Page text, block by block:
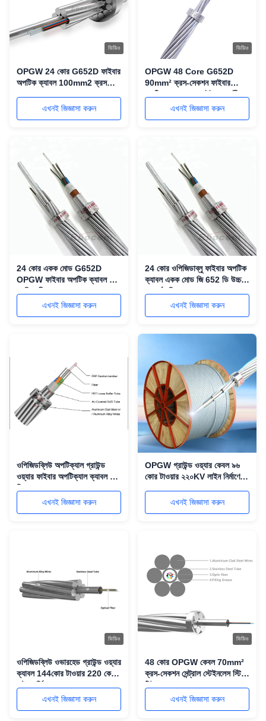
ভিডিও
OPGW 24 কোর G652D ফাইবার
অপটিক ক্যাবল 100mm2 ক্রস
এখনই জিজ্ঞাসা করুন
ভিডিও
OPGW 48 Core G652D
90mm² ক্রস-সেকশন ফাইবার
অপটিক কেবল ডাবল স্টেইনলেস স্টীল
টিউব আটকে আছে
এখনই জিজ্ঞাসা করুন
24 কোর একক মোড G652D
OPGW ফাইবার অপটিক ক্যাবল ক্ষয়
প্রতিরোধী সুরক্ষা সঙ্গে ওভারহেড
পাওয়ার লাইন জন্য
এখনই জিজ্ঞাসা করুন
24 কোর ওপিজিডাব্লু ফাইবার অপটিক
ক্যাবল একক মোড জি 652 ডি উচ্চ
প্রসার্য শক্তির জন্য ওভারহেড পাওয়ার
লাইন সংক্রমণএখনই জিজ্ঞাসা করুন
ওপিজিডব্লিউ অপটিক্যাল গ্রাউন্ড
ওয়্যার ফাইবার অপটিক্যাল ক্যাবল 48
হিলস কোর
এখনই জিজ্ঞাসা করুন
OPGW গ্রাউন্ড ওয়্যার কেবল ৯৬
কোর টাওয়ার ২২০KV লাইন নির্মাণের
এখনই জিজ্ঞাসা করুন
ভিডিও
ওপিজিডব্লিউ ওভারহেড গ্রাউন্ড ওয়্যার
ক্যাবল 144কোর টাওয়ার 220 কেভি
নেটওয়ার্কিং যোগাযোগের জন্য
এখনই জিজ্ঞাসা করুন
ভিডিও
48 কোর OPGW কেবল 70mm²
ক্রস-সেকশন সেন্ট্রাল স্টেইনলেস স্টিল
টিউব
এখনই জিজ্ঞাসা করুন